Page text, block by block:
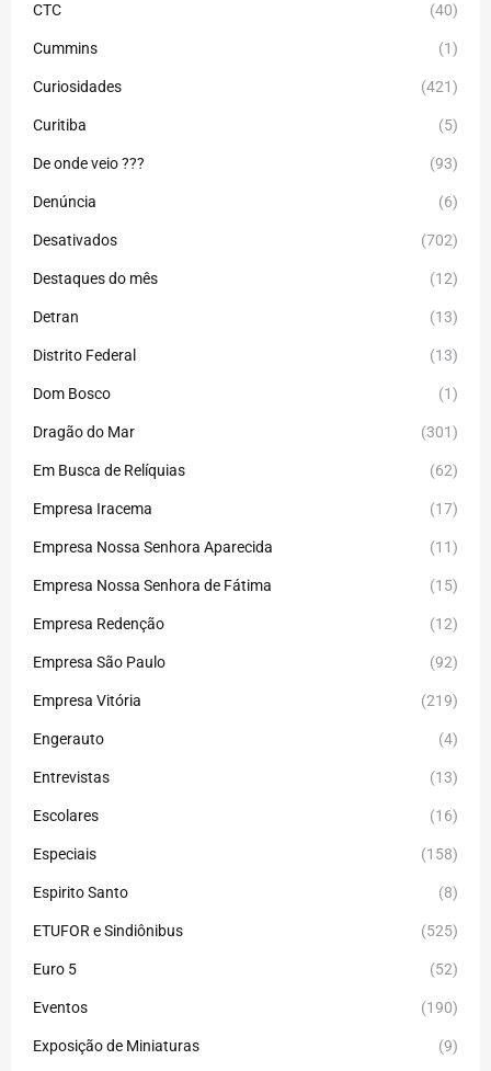
CTC (40)
Cummins (1)
Curiosidades (421)
Curitiba (5)
De onde veio ??? (93)
Denúncia (6)
Desativados (702)
Destaques do mês (12)
Detran (13)
Distrito Federal (13)
Dom Bosco (1)
Dragão do Mar (301)
Em Busca de Relíquias (62)
Empresa Iracema (17)
Empresa Nossa Senhora Aparecida (11)
Empresa Nossa Senhora de Fátima (15)
Empresa Redenção (12)
Empresa São Paulo (92)
Empresa Vitória (219)
Engerauto (4)
Entrevistas (13)
Escolares (16)
Especiais (158)
Espirito Santo (8)
ETUFOR e Sindiônibus (525)
Euro 5 (52)
Eventos (190)
Exposição de Miniaturas (9)